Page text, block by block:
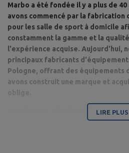
Marbo a été fondée il y a plus de 40
avons commencé par la fabrication
pour les salle de sport à domicile
constamment la gamme et la
l'expérience acquise. Aujourd'hui,
principaux fabricants
Pologne, offrant des équipements
avons construit une marque et
Le culturisme est notre passion et
de machines de musculation moderne,
LIRE PLUS